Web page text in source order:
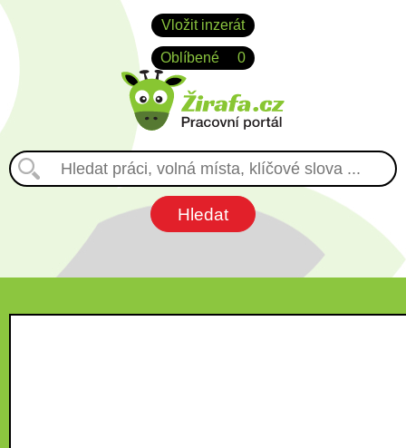
Vložit inzerát
Oblíbené 0